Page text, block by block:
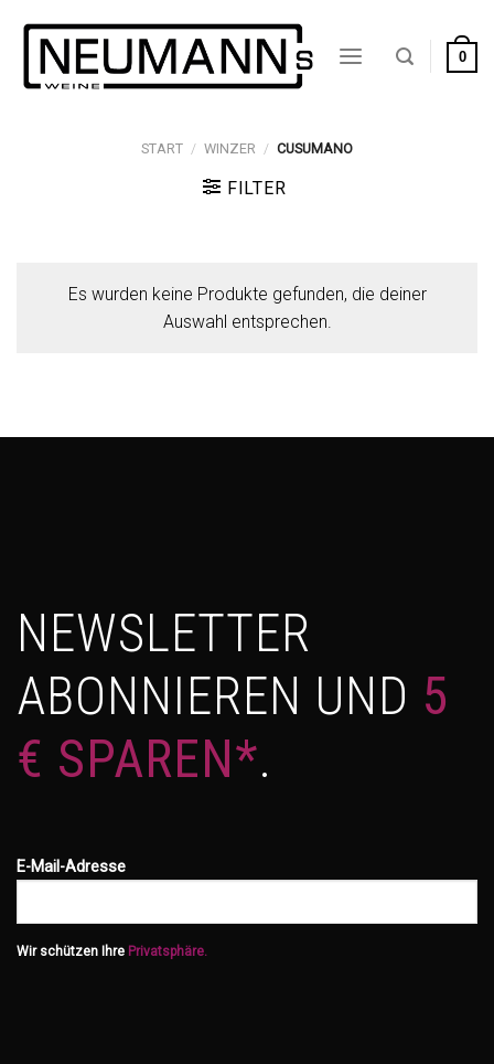
Inhalt
springen
0
START / WINZER / CUSUMANO
FILTER
Es wurden keine Produkte gefunden, die deiner
Auswahl entsprechen.
NEWSLETTER
ABONNIEREN UND 5
€ SPAREN*.
E-Mail-Adresse
Wir schützen Ihre Privatsphäre.